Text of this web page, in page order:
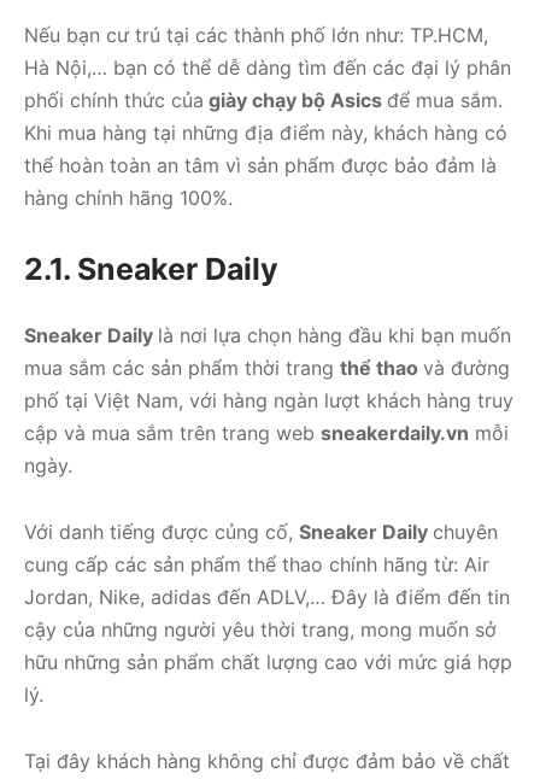
Nếu bạn cư trú tại các thành phố lớn như: TP.HCM,
Hà Nội,… bạn có thể dễ dàng tìm đến các đại lý phân
phối chính thức của giày chạy bộ Asics để mua sắm.
Khi mua hàng tại những địa điểm này, khách hàng có
thể hoàn toàn an tâm vì sản phẩm được bảo đảm là
hàng chính hãng 100%.
2.1. Sneaker Daily
Sneaker Daily là nơi lựa chọn hàng đầu khi bạn muốn
mua sắm các sản phẩm thời trang thể thao và đường
phố tại Việt Nam, với hàng ngàn lượt khách hàng truy
cập và mua sắm trên trang web sneakerdaily.vn mỗi
ngày.
Với danh tiếng được củng cố, Sneaker Daily chuyên
cung cấp các sản phẩm thể thao chính hãng từ: Air
Jordan, Nike, adidas đến ADLV,… Đây là điểm đến tin
cậy của những người yêu thời trang, mong muốn sở
hữu những sản phẩm chất lượng cao với mức giá hợp
lý.
Tại đây khách hàng không chỉ được đảm bảo về chất